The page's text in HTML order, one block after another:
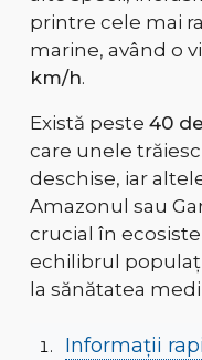
printre cele mai
marine, având o
km/h.
Există peste 40
care unele
deschise, iar
Amazonul sau
crucial în
echilibrul
la sănătatea
Informații